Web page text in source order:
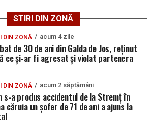
preferată pe Google
Unirea pe Social Media
WhatsApp TikTok
STIRI DIN ZONĂ
DIN ZONĂ acum 4 zile
de 30 de ani din Galda de Jos, reținut
ce și-ar fi agresat și violat partenera
DIN ZONĂ acum 2 săptămâni
s-a produs accidentul de la Stremț în
căruia un șofer de 71 de ani a ajuns la